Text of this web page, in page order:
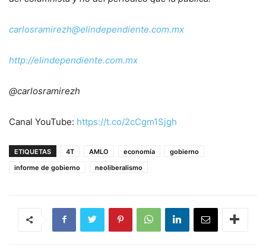
carlosramirezh@elindependiente.com.mx
http://elindependiente.com.mx
@carlosramirezh
Canal YouTube: https://t.co/2cCgm1Sjgh
ETIQUETAS 4T AMLO economía
gobierno
informe de gobierno
neoliberalismo